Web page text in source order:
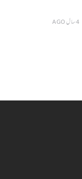
4 سال AGO